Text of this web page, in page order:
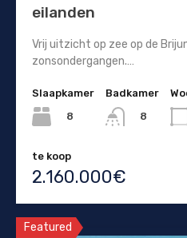
eilanden
Vrij uitzicht op zee op de
zonsondergangen.…
Slaapkamer
8
Badkamer
8
te koop
2.160.000€
Featured